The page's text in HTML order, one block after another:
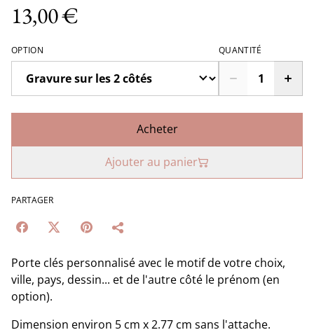
13,00 €
OPTION QUANTITÉ
Acheter
Ajouter au panier
PARTAGER
Porte clés personnalisé avec le motif de votre choix,
ville, pays, dessin... et de l'autre côté le prénom (en
option).
Dimension environ 5 cm x 2.77 cm sans l'attache.